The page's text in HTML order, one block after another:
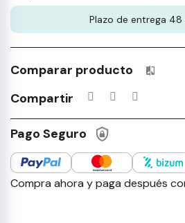
Plazo de entrega
Comparar producto
Compartir
Pago Seguro
Compra ahora y paga después